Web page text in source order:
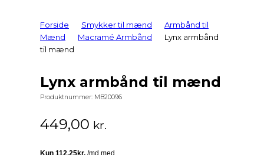
Forside Smykker til mænd
Armbånd til
Mænd
Macramé Armbånd
Lynx armbånd
til mænd
Lynx armbånd til mænd
Produktnummer: MB20096
449,00 kr.